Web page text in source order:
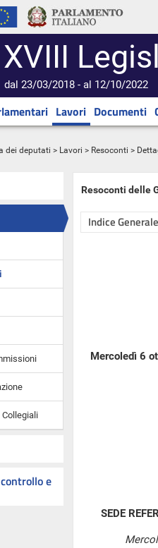
XVIII
dal 23/03/2018 - al 12/10/2022
Lavori Documenti
dei deputati > Lavori > Resoconti >
Collegiali
e
Resoconti delle
Indice Generale
Mercoledì 6
SEDE